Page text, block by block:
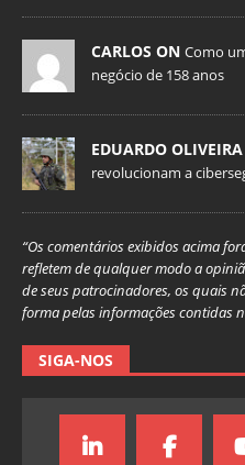
CARLOS ON Como
negócio de 158 anos
EDUARDO
revolucionam a
“Os comentários exibidos acima
refletem de qualquer modo a
de seus patrocinadores, os quais
forma pelas informações contidas
SIGA-NOS